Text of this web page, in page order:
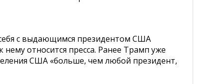
с выдающимся президентом США
относится пресса. Ранее Трамп уже
США «больше, чем любой президент,